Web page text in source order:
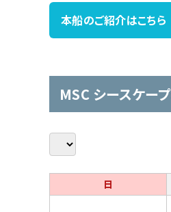
本船のご紹介はこちら
MSC シースケー
日